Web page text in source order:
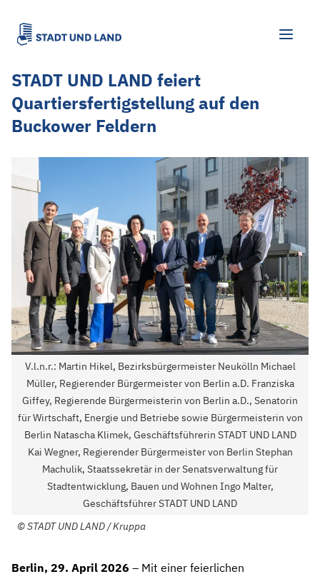
STADT UND LAND feiert
Quartiersfertigstellung auf den
Buckower Feldern
V.l.n.r.: Martin Hikel, Bezirksbürgermeister Neukölln Michael
Müller, Regierender Bürgermeister von Berlin a.D. Franziska
Giffey, Regierende Bürgermeisterin von Berlin a.D., Senatorin
für Wirtschaft, Energie und Betriebe sowie Bürgermeisterin von
Berlin Natascha Klimek, Geschäftsführerin STADT UND LAND
Kai Wegner, Regierender Bürgermeister von Berlin Stephan
Machulik, Staatssekretär in der Senatsverwaltung für
Stadtentwicklung, Bauen und Wohnen Ingo Malter,
Geschäftsführer STADT UND LAND
©STADT UND LAND / Kruppa
Berlin, 29. April 2026 – Mit einer feierlichen